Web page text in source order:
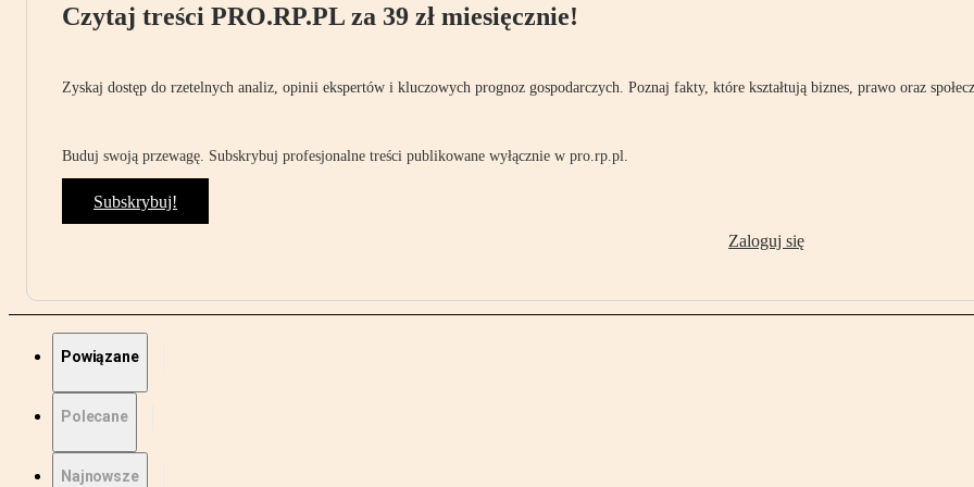
Czytaj treści PRO.RP.PL za 39 zł miesięcznie!
Zyskaj dostęp do rzetelnych analiz, opinii ekspertów i kluczowych prognoz gospodarczych. Poznaj fakty, które kształtują biznes, prawo oraz
Buduj swoją przewagę. Subskrybuj profesjonalne treści publikowane wyłącznie w pro.rp.pl.
Subskrybuj!
Zaloguj się
Powiązane
Polecane
Najnowsze